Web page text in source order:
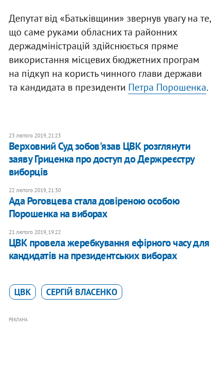
Депутат від «Батьківщини» звернув увагу на те,
що саме руками обласних та районних
держадміністрацій здійснюється пряме
використання місцевих бюджетних програм
на підкуп на користь чинного глави держави
та кандидата в президенти Петра Порошенка.
23 лютого 2019, 21:23
Верховний Суд зобов'язав ЦВК розглянути
заяву Гриценка про доступ до Держреєстру
виборців
22 лютого 2019, 21:30
Ада Роговцева стала довіреною особою
Порошенка на виборах
21 лютого 2019, 19:22
ЦВК провела жеребкування ефірного часу для
кандидатів на президентських виборах
ЦВК СЕРГІЙ ВЛАСЕНКО
РЕКЛАМА